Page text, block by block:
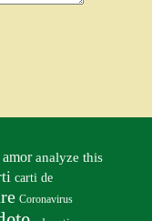
amor analyze this
carti de
Coronavirus